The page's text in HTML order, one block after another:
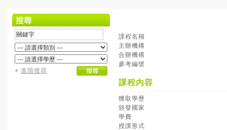
+ 進階搜尋
課程名稱
主辦機構
合辦機構
參考編號
課程內容
獲取學歷
頒發國家
學費
授課形式